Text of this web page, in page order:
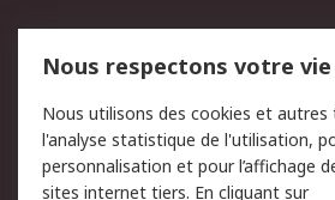
du site
Politique de protection
des données - Mise à
Nous respectons votre
Nous utilisons des cookies et
l'analyse statistique de l'utilisation,
personnalisation et pour l’affichage
sites internet tiers. En cliquant sur